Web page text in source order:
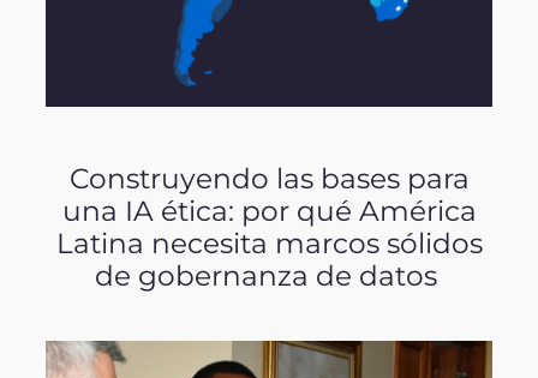
Construyendo las bases para
una IA ética: por qué América
Latina necesita marcos sólidos
de gobernanza de datos